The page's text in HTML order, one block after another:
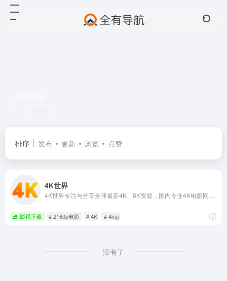
排序 发布 更新 浏览 点赞
4K世界
影视下载 # 2160p电影 # 4K # 4ksj
没有了